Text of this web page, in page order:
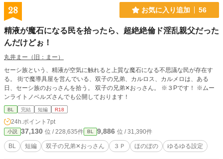
28 お気に入り追加 56
精液が魔石になる民を拾ったら、超絶絶倫ド淫乱親父だった
んだけどぉ！
丸井まー（旧：まー）
セーシ族という、精液が空気に触れると上質な魔石になる不思議な民が存在す
る。 街で魔導具屋を営んでいる、双子の兄弟、カルロス、カルメロは、ある
日、セーシ族のおっさんを拾う。 双子の兄弟✕おっさん。 ※３Pです！ ※ムー
ンライトノベルズさんでも公開しております！
BL 完結 短編 R18
24h.ポイント 7pt
小説 37,130 位 / 228,635件 BL 9,886 位 / 31,390件
BL 短編 双子の兄弟✕おっさん ３Ｐ ほのぼの ゆるゆる設定